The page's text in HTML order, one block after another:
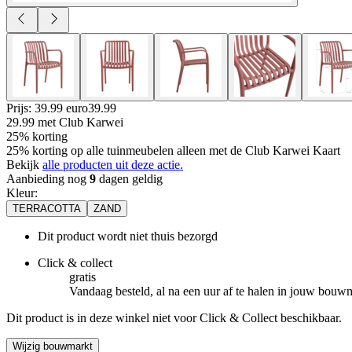
Prijs: 39.99 euro39.99
29.99 met Club Karwei
25% korting
25% korting op alle tuinmeubelen alleen met de Club Karwei Kaart
Bekijk alle producten uit deze actie.
Aanbieding nog 9 dagen geldig
Kleur:
TERRACOTTA ZAND
Dit product wordt niet thuis bezorgd
Click & collect
gratis
Vandaag besteld, al na een uur af te halen in jouw
Dit product is in deze winkel niet voor Click & Collect beschikbaar.
Wijzig bouwmarkt